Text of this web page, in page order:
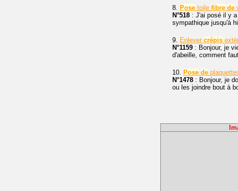
8. Pose toile fibre de
N°518 : J'ai posé il y
sympathique jusqu'à
9. Enlever crépis
N°1159 : Bonjour, je
d'abeille, comment
10. Pose de
N°1478 : Bonjour, je
ou les joindre bout à